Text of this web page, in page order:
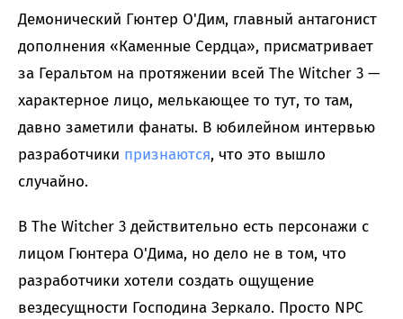
Демонический Гюнтер О'Дим, главный антагонист
дополнения «Каменные Сердца», присматривает
за Геральтом на протяжении всей The Witcher 3 —
характерное лицо, мелькающее то тут, то там,
давно заметили фанаты. В юбилейном интервью
разработчики признаются, что это вышло
случайно.
В The Witcher 3 действительно есть персонажи с
лицом Гюнтера О'Дима, но дело не в том, что
разработчики хотели создать ощущение
вездесущности Господина Зеркало. Просто NPC